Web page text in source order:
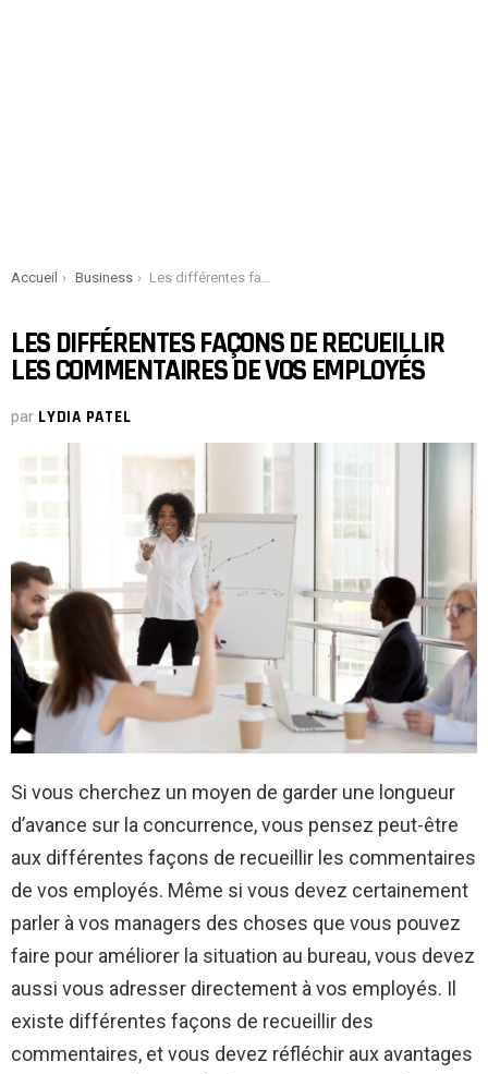
You are here:
Accueil Business Les différentes façons de recueillir les commentaires de vos employés
LES DIFFÉRENTES FAÇONS DE RECUEILLIR
LES COMMENTAIRES DE VOS EMPLOYÉS
par LYDIA PATEL
Si vous cherchez un moyen de garder une longueur
d’avance sur la concurrence, vous pensez peut-être
aux différentes façons de recueillir les commentaires
de vos employés. Même si vous devez certainement
parler à vos managers des choses que vous pouvez
faire pour améliorer la situation au bureau, vous devez
aussi vous adresser directement à vos employés. Il
existe différentes façons de recueillir des
commentaires, et vous devez réfléchir aux avantages